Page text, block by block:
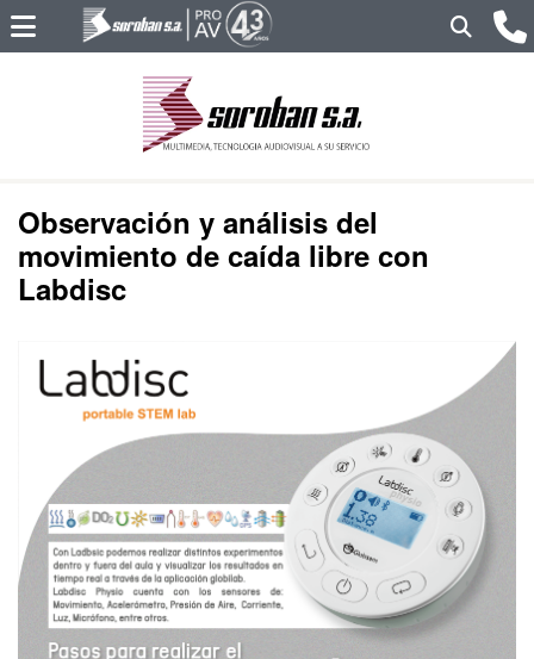
Observación y análisis del
movimiento de caída libre con
Labdisc